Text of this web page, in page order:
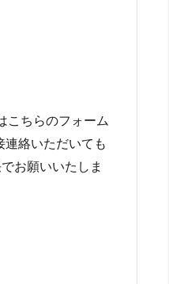
こちらのフォーム
絡いただいても
お願いいたしま